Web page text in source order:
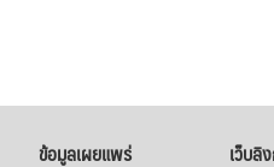
ข้อมูลเผยแพร่ เว็บลิ